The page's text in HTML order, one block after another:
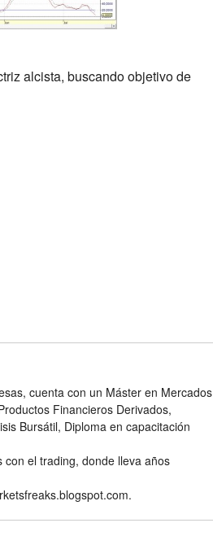
alcista, buscando objetivo de
cuenta con un Máster en Mercados
Financieros Derivados,
Bursátil, Diploma en capacitación
el trading, donde lleva años